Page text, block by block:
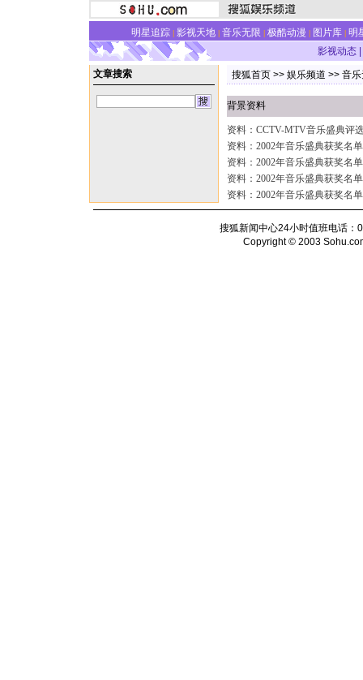
明星追踪 影视天地 音乐无限 极酷动漫 图片库 明
影视动态
文章搜索
搜狐首页 >> 娱乐频道 >> 音
背景资料
资料：CCTV-MTV音乐盛典评
资料：2002年音乐盛典获奖名
资料：2002年音乐盛典获奖名
资料：2002年音乐盛典获奖名
资料：2002年音乐盛典获奖名
搜狐新闻中心24小时值班电话
Copyright © 2003